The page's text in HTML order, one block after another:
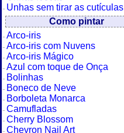
Unhas sem tirar as cutículas
Como pintar
Arco-iris
Arco-iris com Nuvens
Arco-iris Mágico
Azul com toque de Onça
Bolinhas
Boneco de Neve
Borboleta Monarca
Camufladas
Cherry Blossom
Chevron Nail Art